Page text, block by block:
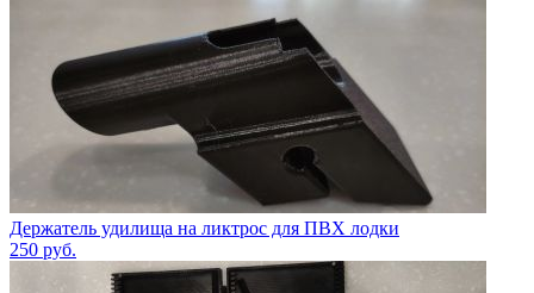
Держатель удилища на ликтрос для ПВХ лодки
250 руб.